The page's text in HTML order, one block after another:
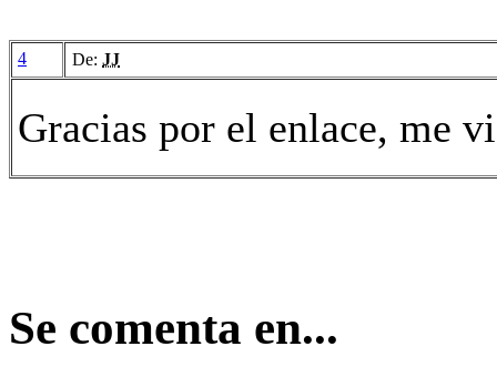
4 De: JJ
Gracias por el enlace, me
Se comenta en...